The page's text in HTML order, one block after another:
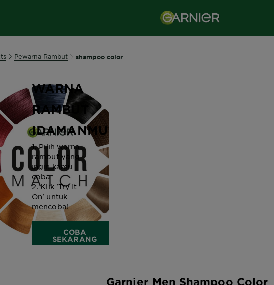
Pewarna Rambut shampoo color
WARNA
RAMBUT
IDAMANMU!
1. Pilih warna
rambut yang
ingin kamu
coba
2. Klik 'Try It
On' untuk
mencoba!
COBA
SEKARANG
Garnier Men Shampoo Color